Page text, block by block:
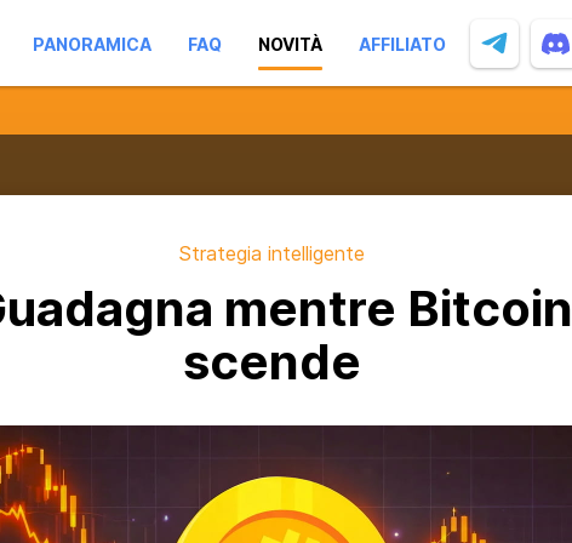
PANORAMICA FAQ NOVITÀ AFFILIATO
Strategia intelligente
mentre Bitcoin
scende